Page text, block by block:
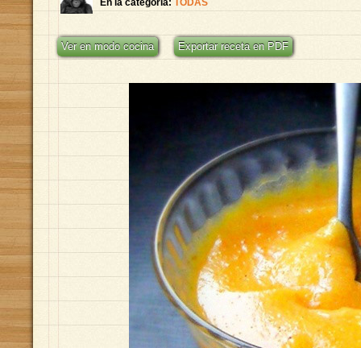
En la categoría: TODAS
Ver en modo cocina Exportar receta en PDF